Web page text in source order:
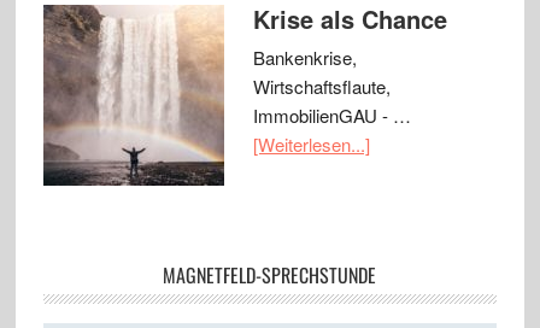
Krise als Chance
Bankenkrise,
Wirtschaftsflaute,
ImmobilienGAU - …
[Weiterlesen...]
MAGNETFELD-SPRECHSTUNDE